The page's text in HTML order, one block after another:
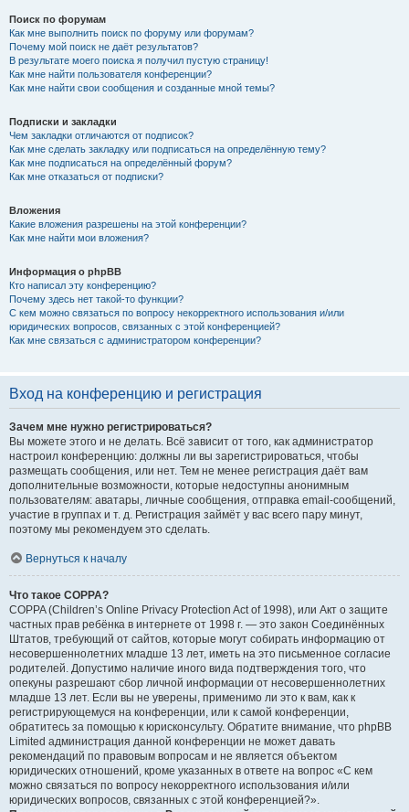
Поиск по форумам
Как мне выполнить поиск по форуму или форумам?
Почему мой поиск не даёт результатов?
В результате моего поиска я получил пустую страницу!
Как мне найти пользователя конференции?
Как мне найти свои сообщения и созданные мной темы?
Подписки и закладки
Чем закладки отличаются от подписок?
Как мне сделать закладку или подписаться на определённую тему?
Как мне подписаться на определённый форум?
Как мне отказаться от подписки?
Вложения
Какие вложения разрешены на этой конференции?
Как мне найти мои вложения?
Информация о phpBB
Кто написал эту конференцию?
Почему здесь нет такой-то функции?
С кем можно связаться по вопросу некорректного использования и/или
юридических вопросов, связанных с этой конференцией?
Как мне связаться с администратором конференции?
Вход на конференцию и регистрация
Зачем мне нужно регистрироваться?
Вы можете этого и не делать. Всё зависит от того, как администратор
настроил конференцию: должны ли вы зарегистрироваться, чтобы
размещать сообщения, или нет. Тем не менее регистрация даёт вам
дополнительные возможности, которые недоступны анонимным
пользователям: аватары, личные сообщения, отправка email-сообщений,
участие в группах и т. д. Регистрация займёт у вас всего пару минут,
поэтому мы рекомендуем это сделать.
Вернуться к началу
Что такое COPPA?
COPPA (Children’s Online Privacy Protection Act of 1998), или Акт о защите
частных прав ребёнка в интернете от 1998 г. — это закон Соединённых
Штатов, требующий от сайтов, которые могут собирать информацию от
несовершеннолетних младше 13 лет, иметь на это письменное согласие
родителей. Допустимо наличие иного вида подтверждения того, что
опекуны разрешают сбор личной информации от несовершеннолетних
младше 13 лет. Если вы не уверены, применимо ли это к вам, как к
регистрирующемуся на конференции, или к самой конференции,
обратитесь за помощью к юрисконсульту. Обратите внимание, что phpBB
Limited администрация данной конференции не может давать
рекомендаций по правовым вопросам и не является объектом
юридических отношений, кроме указанных в ответе на вопрос «С кем
можно связаться по вопросу некорректного использования и/или
юридических вопросов, связанных с этой конференцией?».